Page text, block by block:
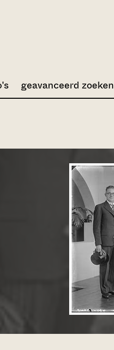
geavanceerd zoeken